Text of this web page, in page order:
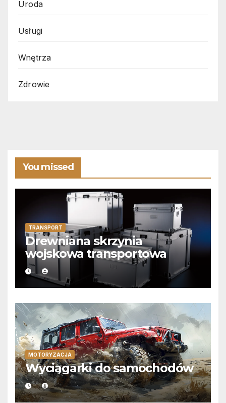
Uroda
Usługi
Wnętrza
Zdrowie
You missed
TRANSPORT
Drewniana skrzynia
wojskowa transportowa
MOTORYZACJA
Wyciągarki do samochodów